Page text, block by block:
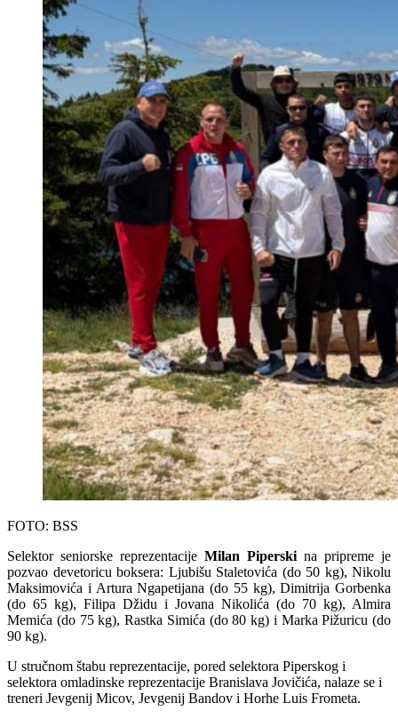
FOTO: BSS
Selektor seniorske reprezentacije Milan Piperski na pripreme je
pozvao devetoricu boksera: Ljubišu Staletovića (do 50 kg), Nikolu
Maksimovića i Artura Ngapetijana (do 55 kg), Dimitrija Gorbenka
(do 65 kg), Filipa Džidu i Jovana Nikolića (do 70 kg), Almira
Memića (do 75 kg), Rastka Simića (do 80 kg) i Marka Pižuricu (do
90 kg).
U stručnom štabu reprezentacije, pored selektora Piperskog i
selektora omladinske reprezentacije Branislava Jovičića, nalaze se i
treneri Jevgenij Micov, Jevgenij Bandov i Horhe Luis Frometa.